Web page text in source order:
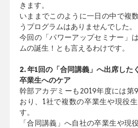
きます。
いままでこのように一日の中で複
うプログラムはありませんでした。
今回の「パワーアップセミナー」
ムの誕生！とも言えるわけです。
2. 年1回の「合同講義」へ出席した
卒業生へのケア
幹部アカデミーも2019年度には第
おり、1社で複数の卒業生や現役
す。
「合同講義」へ自社の卒業生や現